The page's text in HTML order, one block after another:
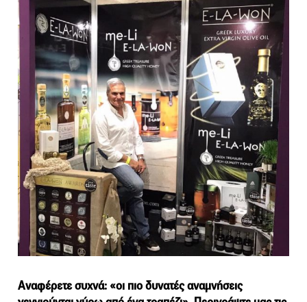
Αναφέρετε συχνά: «οι πιο δυνατές αναμνήσεις